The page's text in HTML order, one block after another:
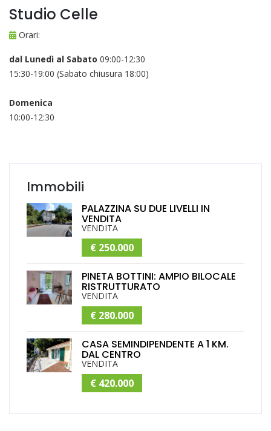
Studio Celle
Orari:
dal Lunedì al Sabato 09:00-12:30
15:30-19:00 (Sabato chiusura 18:00)
Domenica
10:00-12:30
Immobili
PALAZZINA SU DUE LIVELLI IN
VENDITA
VENDITA
€ 250.000
PINETA BOTTINI: AMPIO BILOCALE
RISTRUTTURATO
VENDITA
€ 280.000
CASA SEMINDIPENDENTE A 1 KM.
DAL CENTRO
VENDITA
€ 420.000